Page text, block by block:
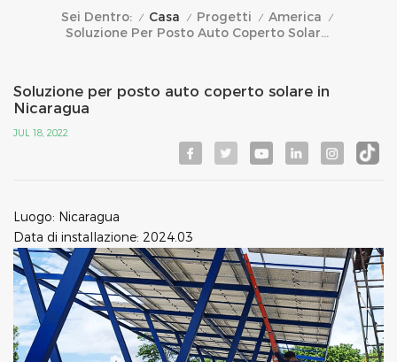
Sei Dentro: / Casa / Progetti / America /
Soluzione Per Posto Auto Coperto Solare In Nicaragua
Soluzione per posto auto coperto solare in
Nicaragua
JUL 18, 2022
Luogo: Nicaragua
Data di installazione: 2024.03